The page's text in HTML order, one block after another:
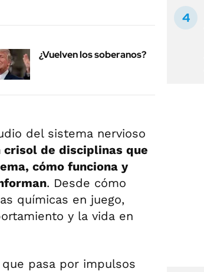
¿Vuelven los soberanos?
del sistema nervioso
crisol de disciplinas que
cómo funciona y
. Desde cómo
químicas en juego,
y la vida en
pasa por impulsos